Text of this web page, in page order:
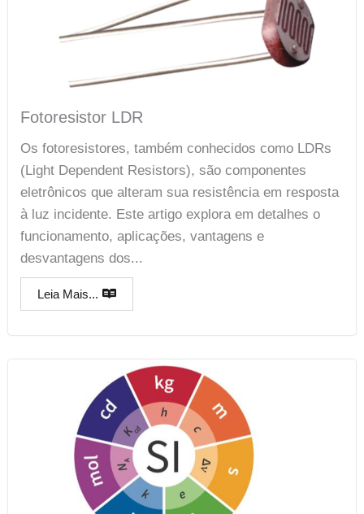
Fotoresistor LDR
Os fotoresistores, também conhecidos como LDRs
(Light Dependent Resistors), são componentes
eletrônicos que alteram sua resistência em resposta
à luz incidente. Este artigo explora em detalhes o
funcionamento, aplicações, vantagens e
desvantagens dos...
Leia Mais...